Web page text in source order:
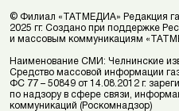
© Филиал «ТАТМЕДИА» Редакция
2025 гг. Создано при поддержке
и массовым коммуникациям
Наименование СМИ: Челнинские
Средство массовой информации
ФС 77 – 50849 от 14.08.2012 г.
по надзору в сфере связи,
коммуникаций (Роскомнадзор)